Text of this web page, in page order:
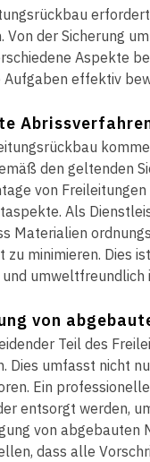
Von der Sicherung
Aspekte
Aufgaben effektiv
den geltenden
von
Als
Materialien
zu minimieren. Dies
umweltfreundlich
von
Teil des
Dies umfasst nicht
Ein
entsorgt werden,
von abgebauten
dass alle